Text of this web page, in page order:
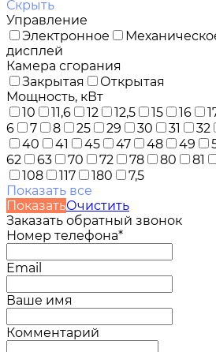
Скрыть
Управление
Электронное
дисплей
Камера сгорания
Закрытая
Открытая
Мощность, кВт
10
11,6 12 12,5 15 16
6
7 8 25 29 30 31 32
40
41 45 47 48 49
62
63 70 72 78 80 81
108
117 180
7,5
Показать все
ПоказатьОчистить
Заказать обратный звонок
Номер телефона*
Email
Ваше имя
Комментарий